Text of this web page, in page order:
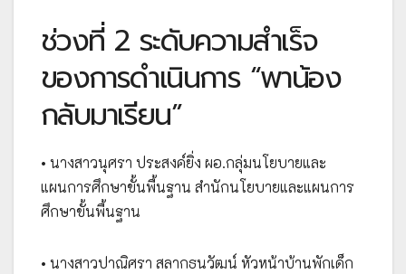
ช่วงที่ 2 ระดับความสำเร็จ
ของการดำเนินการ “พาน้อง
กลับมาเรียน”
• นางสาวนุศรา ประสงค์ยิ่ง ผอ.กลุ่มนโยบายและ
แผนการศึกษาขั้นพื้นฐาน สำนักนโยบายและแผนการ
ศึกษาขั้นพื้นฐาน
• นางสาวปาณิศรา สลากธนวัฒน์ หัวหน้าบ้านพักเด็ก